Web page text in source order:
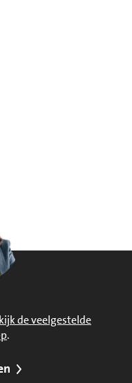
de veelgestelde
.